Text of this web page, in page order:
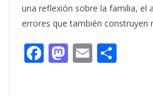
una reflexión sobre la familia, el
errores que también construyen
F M E